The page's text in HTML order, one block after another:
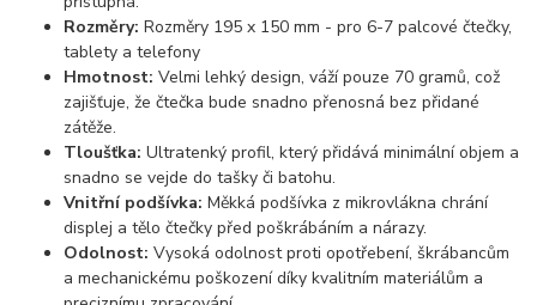
Rozměry: Rozměry 195 x 150 mm - pro 6-7 palcové čtečky,
tablety a telefony
Hmotnost: Velmi lehký design, váží pouze 70 gramů, což
zajišťuje, že čtečka bude snadno přenosná bez přidané
zátěže.
Tloušťka: Ultratenký profil, který přidává minimální objem a
snadno se vejde do tašky či batohu.
Vnitřní podšívka: Měkká podšívka z mikrovlákna chrání
displej a tělo čtečky před poškrábáním a nárazy.
Odolnost: Vysoká odolnost proti opotřebení, škrábancům
a mechanickému poškození díky kvalitním materiálům a